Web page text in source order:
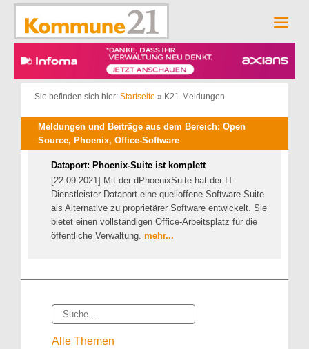
Zum
springen
Sie befinden sich hier: Startseite » K21-Meldungen
Meldungen und Beiträge aus dem Bereich: Open
Source, Phoenix, Office-Software
Dataport: Phoenix-Suite ist komplett
[22.09.2021] Mit der dPhoenixSuite hat der IT-
Dienstleister Dataport eine quelloffene Software-Suite
als Alternative zu proprietärer Software entwickelt. Sie
bietet einen vollständigen Office-Arbeitsplatz für die
öffentliche Verwaltung. mehr...
Suche
Alle Themen